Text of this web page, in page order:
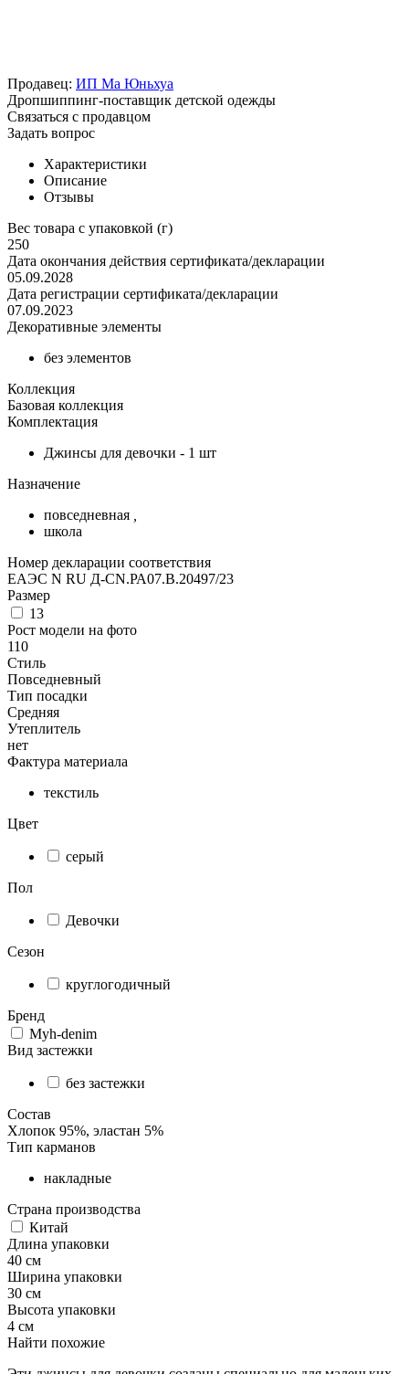
Продавец: ИП Ма Юньхуа
Дропшиппинг-поставщик детской одежды
Связаться с продавцом
Задать вопрос
Характеристики
Описание
Отзывы
Вес товара с упаковкой (г)
250
Дата окончания действия сертификата/декларации
05.09.2028
Дата регистрации сертификата/декларации
07.09.2023
Декоративные элементы
без элементов
Коллекция
Базовая коллекция
Комплектация
Джинсы для девочки - 1 шт
Назначение
повседневная
школа
Номер декларации соответствия
ЕАЭС N RU Д-CN.РА07.В.20497/23
Размер
13
Рост модели на фото
110
Стиль
Повседневный
Тип посадки
Средняя
Утеплитель
нет
Фактура материала
текстиль
Цвет
серый
Пол
Девочки
Сезон
круглогодичный
Бренд
Myh-denim
Вид застежки
без застежки
Состав
Хлопок 95%, эластан 5%
Тип карманов
накладные
Страна производства
Китай
Длина упаковки
40 см
Ширина упаковки
30 см
Высота упаковки
4 см
Найти похожие